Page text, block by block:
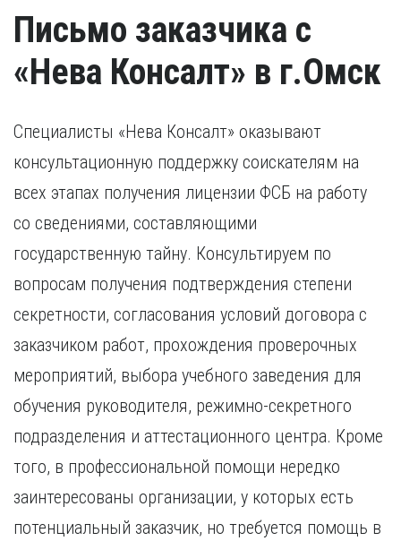
Письмо заказчика с
«Нева Консалт» в г.Омск
Специалисты «Нева Консалт» оказывают
консультационную поддержку соискателям на
всех этапах получения лицензии ФСБ на работу
со сведениями, составляющими
государственную тайну. Консультируем по
вопросам получения подтверждения степени
секретности, согласования условий договора с
заказчиком работ, прохождения проверочных
мероприятий, выбора учебного заведения для
обучения руководителя, режимно-секретного
подразделения и аттестационного центра. Кроме
того, в профессиональной помощи нередко
заинтересованы организации, у которых есть
потенциальный заказчик, но требуется помощь в